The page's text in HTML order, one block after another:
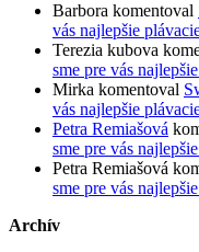
Barbora komentoval
vás najlepšie
Terezia kubova
sme pre vás
Mirka komentoval
vás najlepšie
Petra Remiašová
sme pre vás
Petra Remiašová
sme pre vás
Archív